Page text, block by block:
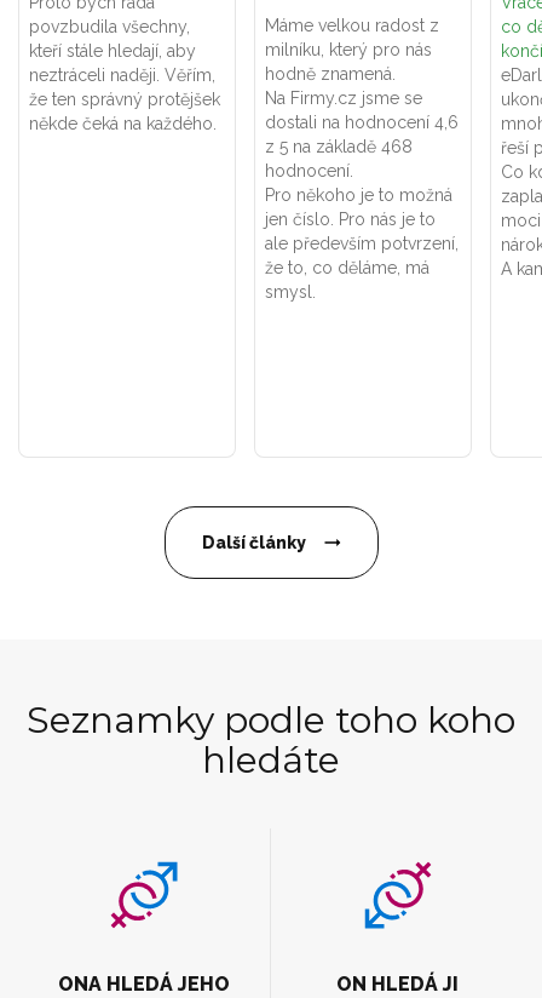
povzbudila všechny,
kteří stále hledají, aby
neztráceli naději. Věřím,
že ten správný protějšek
někde čeká na každého.
Máme velkou radost z
milníku, který pro nás
hodně znamená.
Na Firmy.cz jsme se
dostali na hodnocení 4,6
z 5 na základě 468
hodnocení.
Pro někoho je to možná
jen číslo. Pro nás je to
ale především potvrzení,
že to, co děláme, má
smysl.
co
řeší
Co
A
Další články
Seznamky podle toho koho
hledáte
ONA HLEDÁ JEHO ON HLEDÁ JI